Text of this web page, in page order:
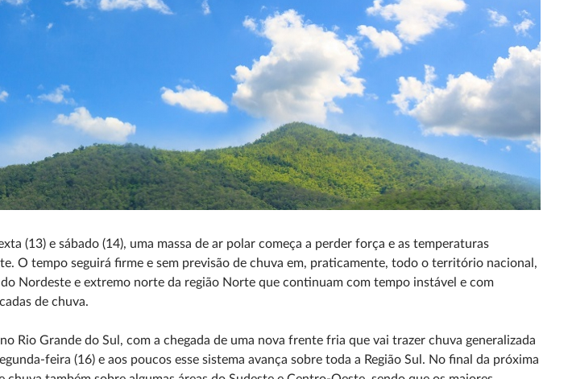
(13) e sábado (14), uma massa de ar polar começa a perder força e as temperaturas
O tempo seguirá firme e sem previsão de chuva em, praticamente, todo o território nacional,
Nordeste e extremo norte da região Norte que continuam com tempo instável e com
de chuva.
Rio Grande do Sul, com a chegada de uma nova frente fria que vai trazer chuva generalizada
feira (16) e aos poucos esse sistema avança sobre toda a Região Sul. No final da próxima